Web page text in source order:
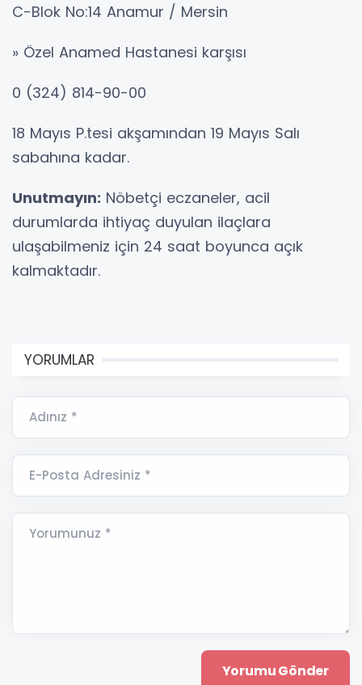
C-Blok No:14 Anamur / Mersin
» Özel Anamed Hastanesi karşısı
0 (324) 814-90-00
18 Mayıs P.tesi akşamından 19 Mayıs Salı
sabahına kadar.
Unutmayın: Nöbetçi eczaneler, acil
durumlarda ihtiyaç duyulan ilaçlara
ulaşabilmeniz için 24 saat boyunca açık
kalmaktadır.
YORUMLAR
Adınız *
E-Posta Adresiniz *
Yorumunuz *